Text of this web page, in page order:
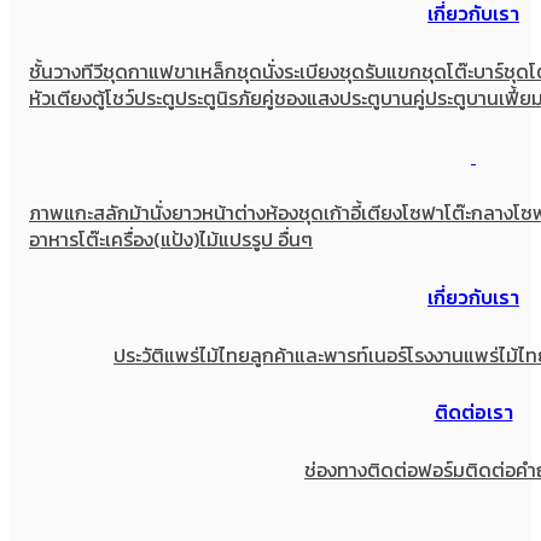
เกี่ยวกับเรา
ชั้นวางทีวีชุดกาแฟขาเหล็กชุดนั่งระเบียงชุดรับแขกชุดโต๊ะบาร์ชุดโ
หัวเตียงตู้โชว์ประตูประตูนิรภัยคู่ชองแสงประตูบานคู่ประตูบานเฟี้ย
ภาพแกะสลักม้านั่งยาวหน้าต่างห้องชุดเก้าอี้เตียงโซฟาโต๊ะกลางโซ
อาหารโต๊ะเครื่อง(แป้ง)ไม้แปรรูป อื่นๆ
เกี่ยวกับเรา
ประวัติแพร่ไม้ไทยลูกค้าและพารท์เนอร์โรงงานแพร่ไม้ไ
ติดต่อเรา
ช่องทางติดต่อฟอร์มติดต่อค